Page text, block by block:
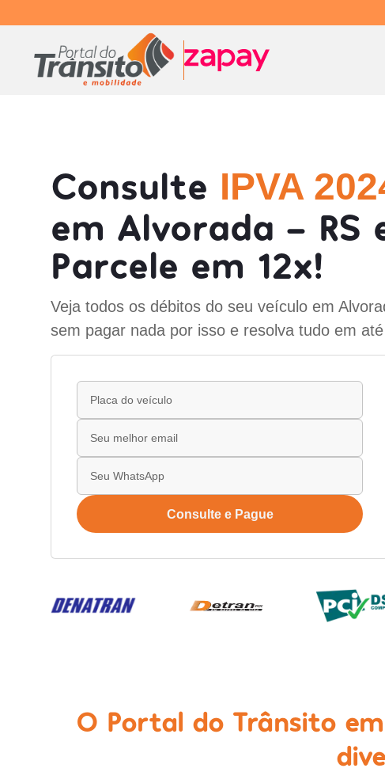
Consulte IPVA
em Alvorada - RS
Parcele em 12x!
Veja todos os débitos do seu veículo em
sem pagar nada por isso e resolva tudo em
Consulte e Pague
O Portal do Trânsito